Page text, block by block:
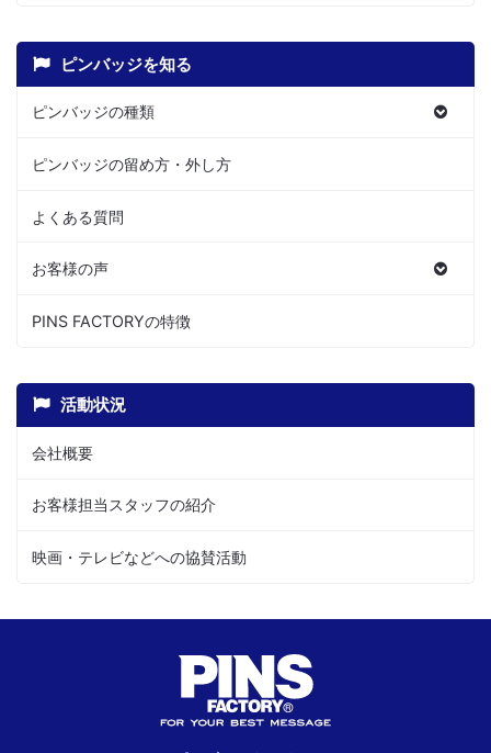
ピンバッジを知る
ピンバッジの種類
ピンバッジの留め方・外し方
よくある質問
お客様の声
PINS FACTORYの特徴
活動状況
会社概要
お客様担当スタッフの紹介
映画・テレビなどへの協賛活動